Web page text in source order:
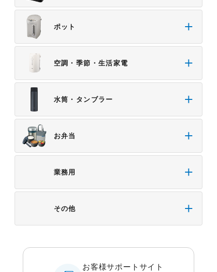
品に関する安全に関する注意についてのご質問等に
つきましては、弊社「
接お問い合わせくださいますようお願いします
（※）。
（※）みまもりほっとラインサービスでご使用され
ている専用の製品（レンタル品）につきましては、
弊社「
い合わせくださいますようお願いします。
４．本サービスに係わる損害の免責
本サイトに情報を掲載する際には、細心の注意を払
っておりますが、以下の点について、弊社は何ら保
証せず、また責任を負うものではありません。あら
・掲載された情報が全て正確であり、有用であり、
安全であること。
・本サイトをご利用になったこと、またはご利用に
なれなかったことにより生じる一切の損害。
たは提供の中止・中断を行うこと。また、それによ
ポット
空調・季節・生活家電
水筒・タンブラー
お弁当
業務用
その他
お客様サポートサイト